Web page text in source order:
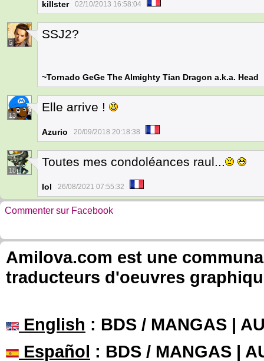
killster 02/10/2013 16:58:04
5
SSJ2?
~Tornado GeGe The Almighty Tian Dragon a.k.a. Head
13
Elle arrive !
Azurio 20/09/2018 20:18:38
18
Toutes mes condoléances raul...
Iol 26/08/2021 07:55:32
Commenter sur Facebook
Amilova.com est une
traducteurs d'oeuvres
English : BDS / MANGAS |
Español : BDS / MANGAS |